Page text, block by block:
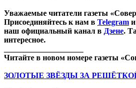
Уважаемые читатели газеты
Присоединяйтесь к нам в Telegram
наш официальный канал в Дзене.
интересное.
Читайте в новом номере газеты
ЗОЛОТЫЕ ЗВЁЗДЫ ЗА